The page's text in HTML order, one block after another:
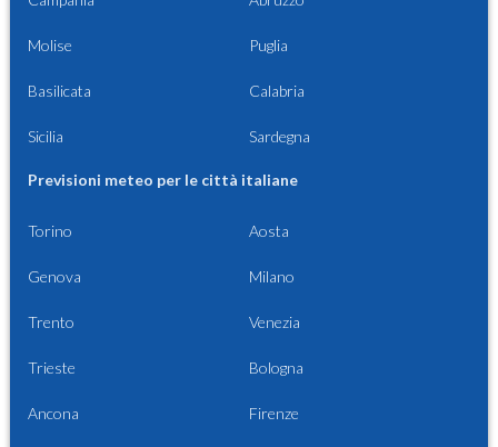
Molise Puglia
Basilicata Calabria
Sicilia Sardegna
Previsioni meteo per le città italiane
Torino Aosta
Genova Milano
Trento Venezia
Trieste Bologna
Ancona Firenze